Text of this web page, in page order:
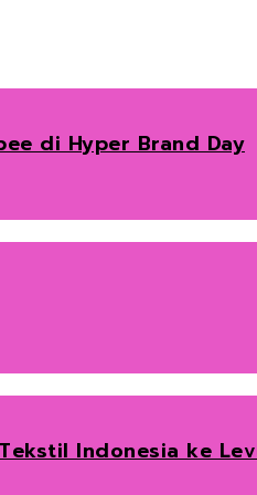
di Hyper Brand Day
Tekstil Indonesia ke